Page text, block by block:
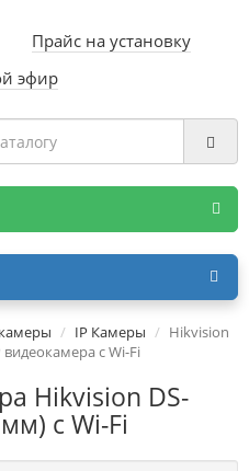
Прайс на установку
эфир
IP Камеры
Hikvision
c Wi-Fi
Hikvision DS-
c Wi-Fi